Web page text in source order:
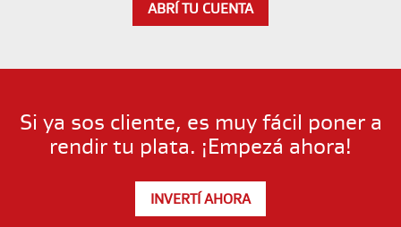
ABRÍ TU CUENTA
Si ya sos cliente, es muy fácil poner a
rendir tu plata. ¡Empezá ahora!
INVERTÍ AHORA